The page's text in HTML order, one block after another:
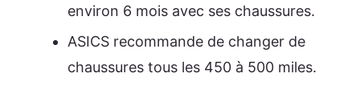
environ 6 mois avec ses chaussures.
ASICS recommande de changer de
chaussures tous les 450 à 500 miles.